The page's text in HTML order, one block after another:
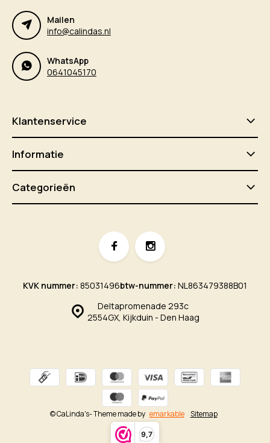
9,7
Mailen
info@calindas.nl
WhatsApp
0641045170
Klantenservice
Informatie
Categorieën
Deltapromenade 293c
2554GX, Kijkduin - Den Haag
KVK nummer: 85031496btw-nummer: NL863479388B01
© CaLinda's- Theme made by emarkable Sitemap